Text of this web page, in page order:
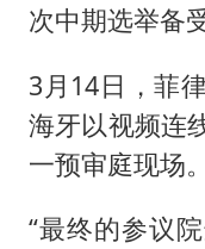
次中期选举备
3月14日，菲
海牙以视频连
一预审庭现场
“最终的参议